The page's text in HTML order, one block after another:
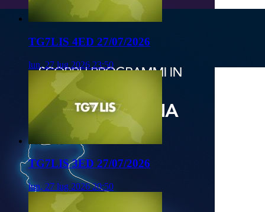
TG7LIS 4ED 27/07/2026
lun, 27 lug 2026 23:50
TG7LIS 3ED 27/07/2026
lun, 27 lug 2026 20:50